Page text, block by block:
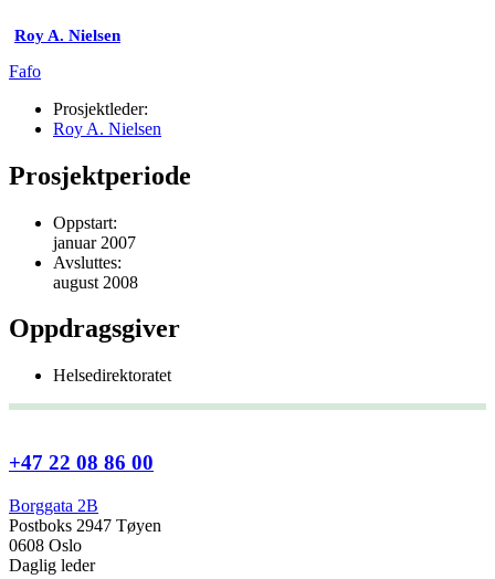
Roy A. Nielsen
Fafo
Prosjektleder:
Roy A. Nielsen
Prosjektperiode
Oppstart:
januar 2007
Avsluttes:
august 2008
Oppdragsgiver
Helsedirektoratet
+47 22 08 86 00
Borggata 2B
Postboks 2947 Tøyen
0608 Oslo
Daglig leder